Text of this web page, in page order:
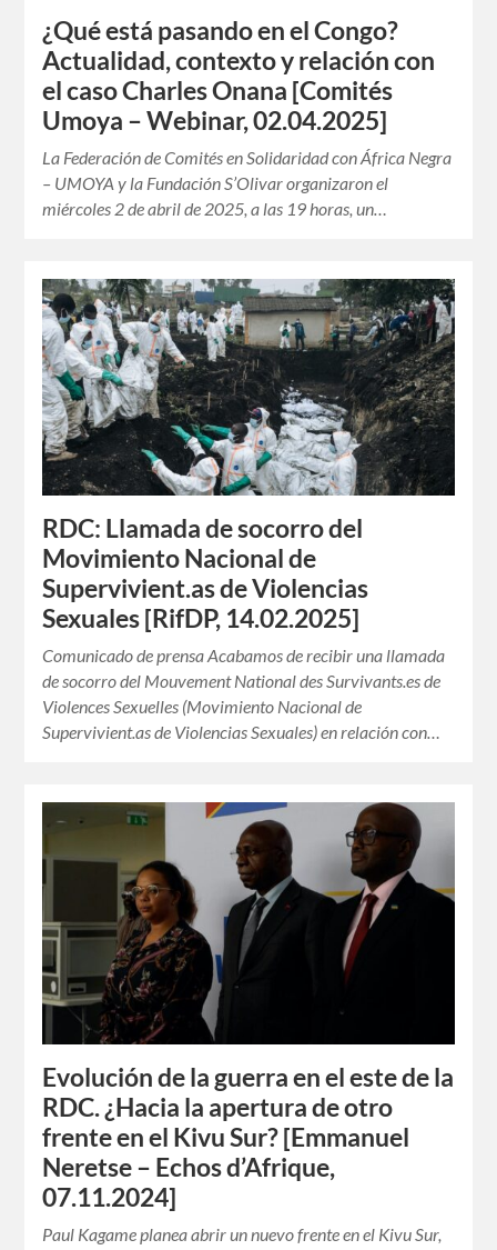
¿Qué está pasando en el Congo?
Actualidad, contexto y relación con
el caso Charles Onana [Comités
Umoya – Webinar, 02.04.2025]
La Federación de Comités en Solidaridad con África Negra
– UMOYA y la Fundación S’Olivar organizaron el
miércoles 2 de abril de 2025, a las 19 horas, un…
RDC: Llamada de socorro del
Movimiento Nacional de
Supervivient.as de Violencias
Sexuales [RifDP, 14.02.2025]
Comunicado de prensa Acabamos de recibir una llamada
de socorro del Mouvement National des Survivants.es de
Violences Sexuelles (Movimiento Nacional de
Supervivient.as de Violencias Sexuales) en relación con…
Evolución de la guerra en el este de la
RDC. ¿Hacia la apertura de otro
frente en el Kivu Sur? [Emmanuel
Neretse – Echos d’Afrique,
07.11.2024]
Paul Kagame planea abrir un nuevo frente en el Kivu Sur,